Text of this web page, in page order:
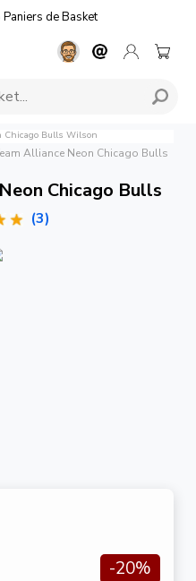
de Basket
Chicago Bulls Wilson
Alliance Neon Chicago Bulls
Chicago Bulls
(3)
-20%